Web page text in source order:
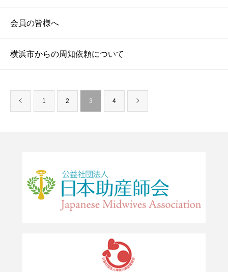
会員の皆様へ
横浜市からの周知依頼について
1 2 3 4